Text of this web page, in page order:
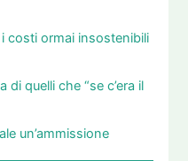
costi ormai insostenibili
di quelli che “se c’era il
un’ammissione